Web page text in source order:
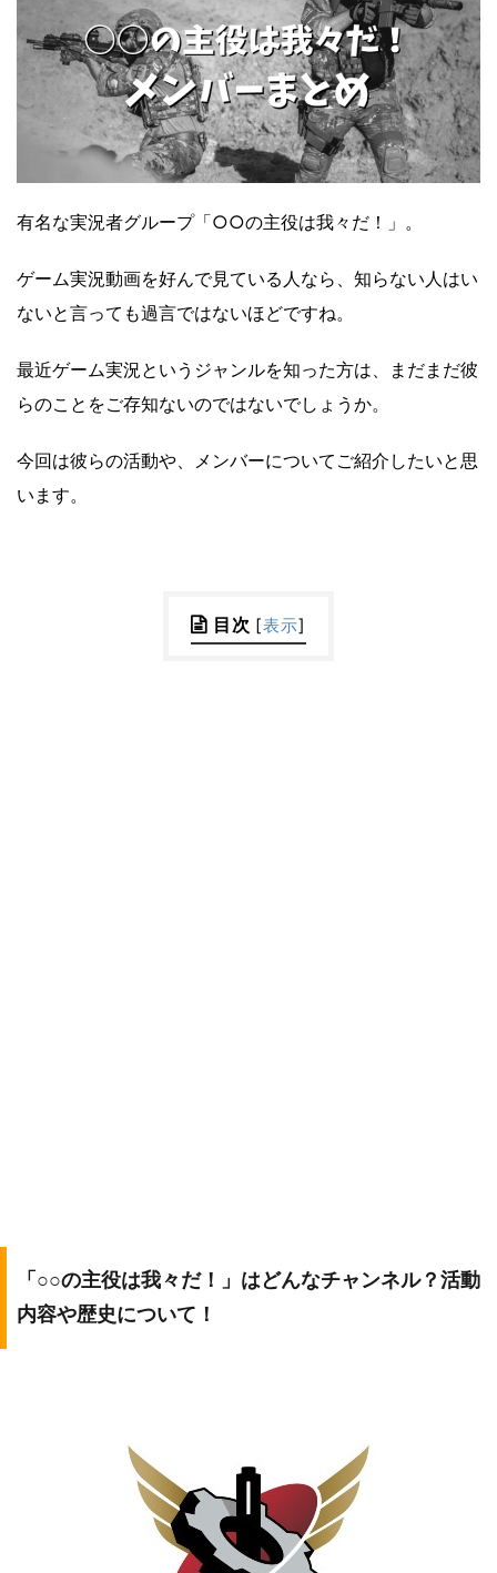
有名な実況者グループ「○○の主役は我々だ！」。
ゲーム実況動画を好んで見ている人なら、知らない人はい
ないと言っても過言ではないほどですね。
最近ゲーム実況というジャンルを知った方は、まだまだ彼
らのことをご存知ないのではないでしょうか。
今回は彼らの活動や、メンバーについてご紹介したいと思
います。
目次 [表示]
「○○の主役は我々だ！」はどんなチャンネル？活動
内容や歴史について！